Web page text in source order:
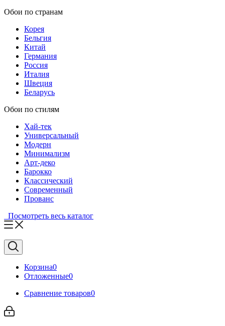
Обои по странам
Корея
Бельгия
Китай
Германия
Россия
Италия
Швеция
Беларусь
Обои по стилям
Хай-тек
Универсальный
Модерн
Минимализм
Арт-деко
Барокко
Классический
Современный
Прованс
Посмотреть весь каталог
Корзина0
Отложенные0
Сравнение товаров0